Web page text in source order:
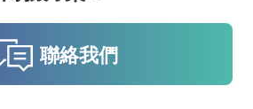
聯絡我們